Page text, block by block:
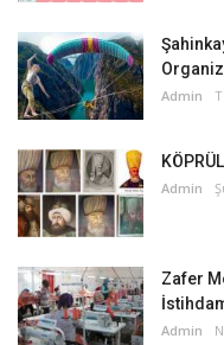
Admin
Admin
Zafer
Admin